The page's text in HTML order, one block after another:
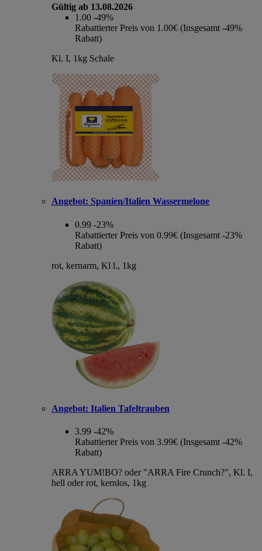
Gültig ab 13.08.2026
1.00 -49%
Rabattierter Preis von 1.00€ (Insgesamt -49%
Rabatt)
Kl. I, 1kg Schale
Angebot: Spanien/Italien Wassermelone
0.99 -23%
Rabattierter Preis von 0.99€ (Insgesamt -23%
Rabatt)
rot, kernarm, Kl l., 1kg
Angebot: Italien Tafeltrauben
3.99 -42%
Rabattierter Preis von 3.99€ (Insgesamt -42%
Rabatt)
ARRA YUM!BO? oder "ARRA Fire Crunch?", Kl. I,
hell oder rot, kernlos, 1kg